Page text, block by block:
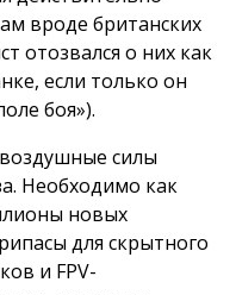
вроде британских
отозвался о них как
если только он
боя»).
силы
Необходимо как
новых
для скрытного
и FPV-